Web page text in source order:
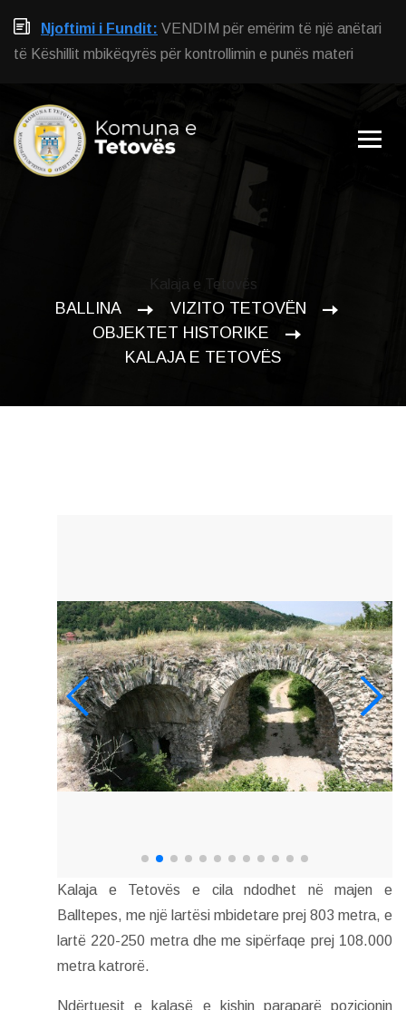
Njoftimi i Fundit: VENDIM për emërim të një anëtari
të Këshillit mbikëqyrës për kontrollimin e punës materi
Kalaja e Tetovës
BALLINA
VIZITO TETOVËN
OBJEKTET HISTORIKE
KALAJA E TETOVËS
Kalaja e Tetovës e cila ndodhet në majen e
Balltepes, me një lartësi mbidetare prej 803 metra, e
lartë 220-250 metra dhe me sipërfaqe prej 108.000
metra katrorë.
Ndërtuesit e kalasë e kishin paraparë pozicionin